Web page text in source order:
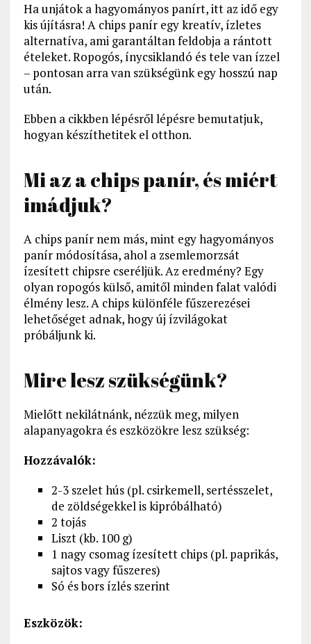
Ha unjátok a hagyományos panírt, itt az idő egy
kis újításra! A chips panír egy kreatív, ízletes
alternatíva, ami garantáltan feldobja a rántott
ételeket. Ropogós, ínycsiklandó és tele van ízzel
– pontosan arra van szükségünk egy hosszú nap
után.
Ebben a cikkben lépésről lépésre bemutatjuk,
hogyan készíthetitek el otthon.
Mi az a chips panír, és miért
imádjuk?
A chips panír nem más, mint egy hagyományos
panír módosítása, ahol a zsemlemorzsát
ízesített chipsre cseréljük. Az eredmény? Egy
olyan ropogós külső, amitől minden falat valódi
élmény lesz. A chips különféle fűszerezései
lehetőséget adnak, hogy új ízvilágokat
próbáljunk ki.
Mire lesz szükségünk?
Mielőtt nekilátnánk, nézzük meg, milyen
alapanyagokra és eszközökre lesz szükség:
Hozzávalók:
2-3 szelet hús (pl. csirkemell, sertésszelet,
de zöldségekkel is kipróbálható)
2 tojás
Liszt (kb. 100 g)
1 nagy csomag ízesített chips (pl. paprikás,
sajtos vagy fűszeres)
Só és bors ízlés szerint
Eszközök: